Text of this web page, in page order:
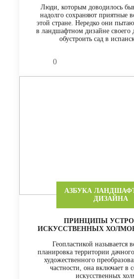
Люди, которым доводилось
надолго сохраняют приятные
этой стране. Нередко они
в ландшафтном дизайне своего
обустроить сад в
0
АЗБУКА
ДИЗАЙНА
ПРИНЦИПЫ
ИСКУССТВЕННЫХ
Геопластикой называется
планировка территории
художественного
частности, она включает в
искусственных